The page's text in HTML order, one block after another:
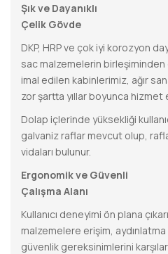
Şık ve Dayanıklı
Çelik Gövde
DKP, HRP ve çok iyi korozyon
sac malzemelerin
imal edilen kabinlerimiz, ağır
zor şartta yıllar boyunca
Dolap içlerinde yüksekliği
galvaniz raflar mevcut olup,
vidaları bulunur.
Ergonomik ve Güvenli
Çalışma Alanı
Kullanıcı deneyimi ön plana
malzemelere erişim,
güvenlik gereksinimlerini